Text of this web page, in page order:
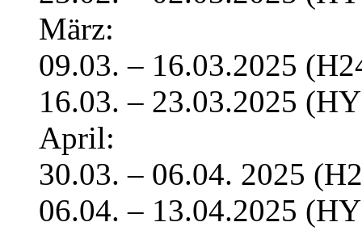
März:
09.03. – 16.03.2025
16.03. – 23.03.2025
April:
30.03. – 06.04. 2025
06.04. – 13.04.2025